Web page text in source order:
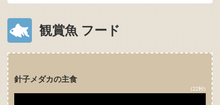
観賞魚 フード
針子メダカの主食
(22秒)